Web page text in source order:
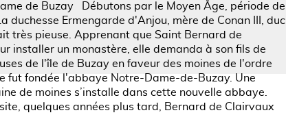
de Buzay Débutons par le Moyen Âge, période de
duchesse Ermengarde d'Anjou, mère de Conan III, duc
très pieuse. Apprenant que Saint Bernard de
installer un monastère, elle demanda à son fils de
de l'île de Buzay en faveur des moines de l'ordre
fut fondée l'abbaye Notre-Dame-de-Buzay. Une
de moines s’installe dans cette nouvelle abbaye.
quelques années plus tard, Bernard de Clairvaux